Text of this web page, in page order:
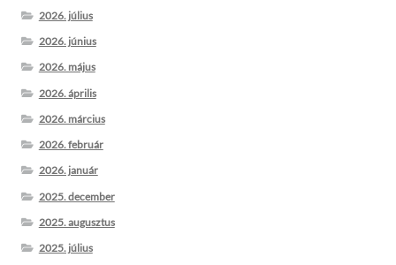
2026. július
2026. június
2026. május
2026. április
2026. március
2026. február
2026. január
2025. december
2025. augusztus
2025. július